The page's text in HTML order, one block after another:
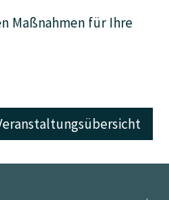
Maßnahmen für Ihre